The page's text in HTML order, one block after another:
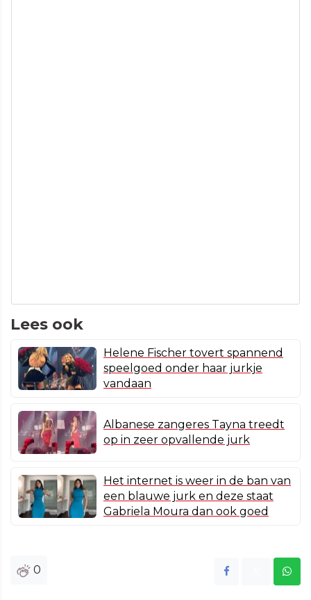
Lees ook
Helene Fischer tovert spannend
speelgoed onder haar jurkje
vandaan
Albanese zangeres Tayna treedt
op in zeer opvallende jurk
Het internet is weer in de ban van
een blauwe jurk en deze staat
Gabriela Moura dan ook goed
0